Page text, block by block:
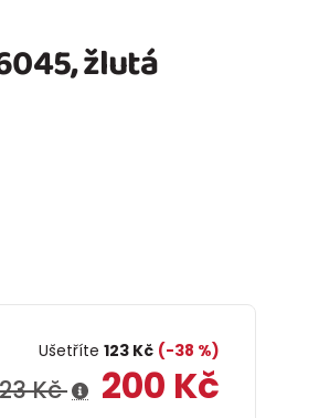
žlutá
Ušetříte123 Kč (-38 %)
Kč 200 Kč